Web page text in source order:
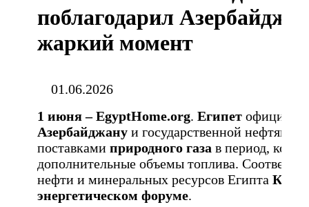
поблагодарил
жаркий момент
01.06.2026
1 июня –EgyptHome.org. Египет
Азербайджану и государственной
поставками природного газа в период,
дополнительные объемы топлива.
нефти и минеральных ресурсов Египта
энергетическом форуме.